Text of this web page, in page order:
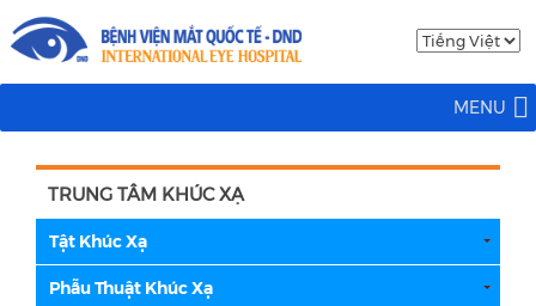
MENU
TRUNG TÂM KHÚC XẠ
Tật Khúc Xạ
Phẫu Thuật Khúc Xạ